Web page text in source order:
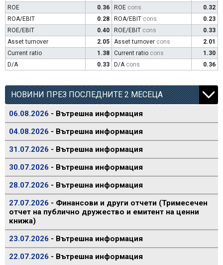
ROE
0.36 ROE cons
0.32
ROA/EBIT
0.28 ROA/EBIT cons
0.23
ROE/EBIT
0.40 ROE/EBIT cons
0.33
Asset turnover
2.05 Asset turnover cons
2.01
Current ratio
1.38 Current ratio cons
1.30
D/A
0.33 D/A cons 0.36
НОВИНИ ПРЕЗ ПОСЛЕДНИТЕ 2 МЕСЕЦА
06.08.2026 - Вътрешна информация
04.08.2026 - Вътрешна информация
31.07.2026 - Вътрешна информация
30.07.2026 - Вътрешна информация
28.07.2026 - Вътрешна информация
27.07.2026 - Финансови и други отчети (Тримесечен
отчет на публично дружество и емитент на ценни
книжа)
23.07.2026 - Вътрешна информация
22.07.2026 - Вътрешна информация